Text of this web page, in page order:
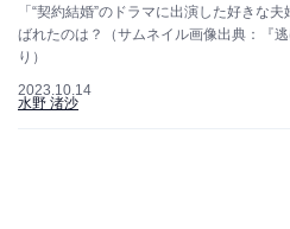
「“契約結婚”のドラマに出演した好きな
ばれたのは？（サムネイル画像出典：『
り）
2023.10.14
水野 渚沙